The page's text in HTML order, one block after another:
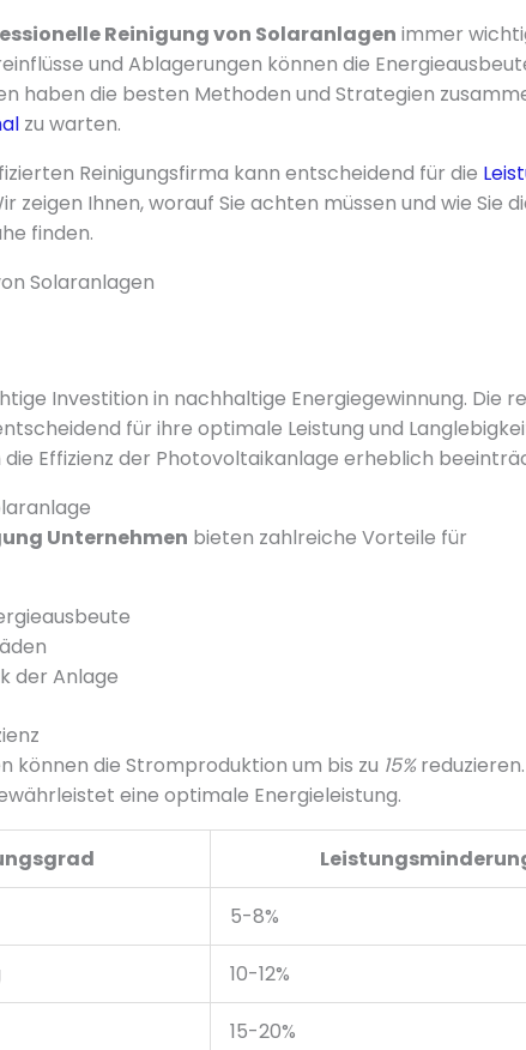
Reinigung von Solaranlagen immer
und Ablagerungen können die
haben die besten Methoden und Strategien
zu warten.
Reinigungsfirma kann entscheidend für die
zeigen Ihnen, worauf Sie achten müssen und wie Sie
finden.
Solaranlagen
Investition in nachhaltige Energiegewinnung. Die
für ihre optimale Leistung und
Effizienz der Photovoltaikanlage erheblich
Unternehmen bieten zahlreiche Vorteile für
der Anlage
können die Stromproduktion um bis zu 15%reduzieren.
eine optimale Energieleistung.
5-8%
10-12%
15-20%